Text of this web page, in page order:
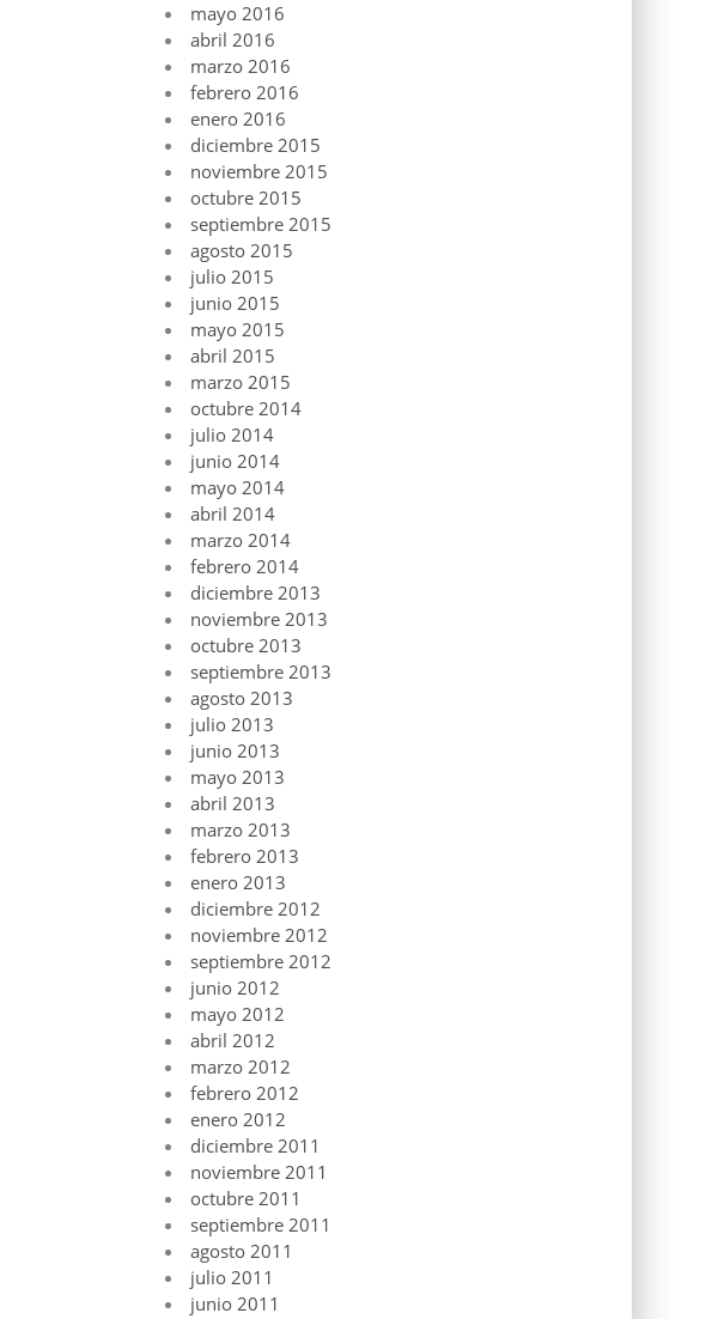
mayo 2016
abril 2016
marzo 2016
febrero 2016
enero 2016
diciembre 2015
noviembre 2015
octubre 2015
septiembre 2015
agosto 2015
julio 2015
junio 2015
mayo 2015
abril 2015
marzo 2015
octubre 2014
julio 2014
junio 2014
mayo 2014
abril 2014
marzo 2014
febrero 2014
diciembre 2013
noviembre 2013
octubre 2013
septiembre 2013
agosto 2013
julio 2013
junio 2013
mayo 2013
abril 2013
marzo 2013
febrero 2013
enero 2013
diciembre 2012
noviembre 2012
septiembre 2012
junio 2012
mayo 2012
abril 2012
marzo 2012
febrero 2012
enero 2012
diciembre 2011
noviembre 2011
octubre 2011
septiembre 2011
agosto 2011
julio 2011
junio 2011